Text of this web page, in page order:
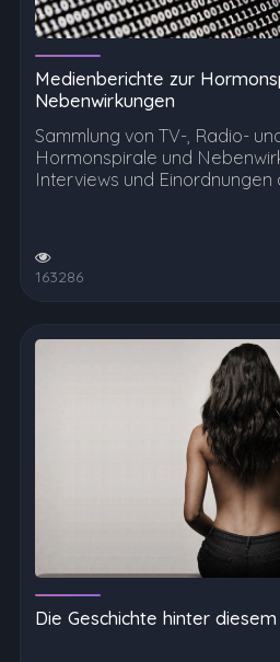
Medienberichte zur
Nebenwirkungen
Sammlung von TV-, Radio-
Hormonspirale und
Interviews und Einordnungen
163286
Die Geschichte hinter